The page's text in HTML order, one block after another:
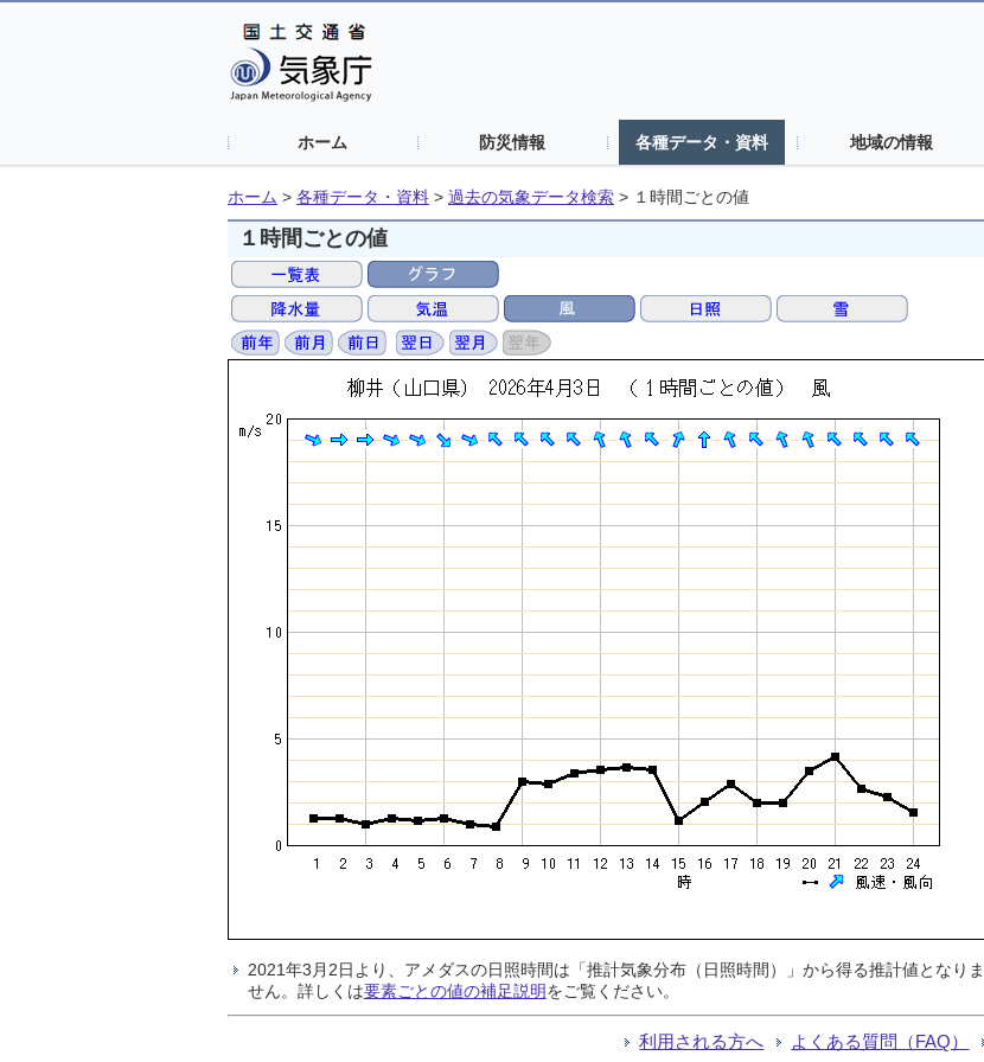
ホーム 防災情報 各種データ・資料 地域の情報
ホーム > 各種データ・資料 > 過去の気象データ検索 > １時間ごとの値
１時間ごとの値
2021年3月2日より、アメダスの日照時間は「推計気象分布（日照時間）」から得る推計値となり
せん。詳しくは要素ごとの値の補足説明をご覧ください。
利用される方へ よくある質問（FAQ）